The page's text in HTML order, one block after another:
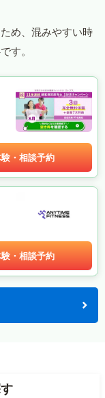
め、混みやすい時
す。
・相談予約
・相談予約